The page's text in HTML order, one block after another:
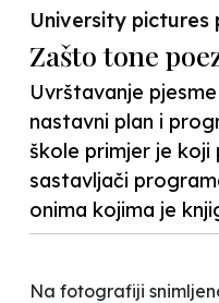
University pictures
Zašto tone
Uvrštavanje
nastavni plan i
škole primjer je koji
sastavljači
onima kojima je
Na fotografiji